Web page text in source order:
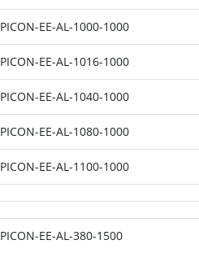
PICON-EE-AL-1000-1000
PICON-EE-AL-1016-1000
PICON-EE-AL-1040-1000
PICON-EE-AL-1080-1000
PICON-EE-AL-1100-1000
PICON-EE-AL-380-1500